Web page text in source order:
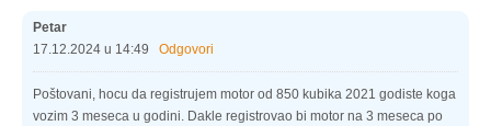
Petar
17.12.2024 u 14:49 Odgovori
Poštovani, hocu da registrujem motor od 850 kubika 2021 godiste koga
vozim 3 meseca u godini. Dakle registrovao bi motor na 3 meseca po